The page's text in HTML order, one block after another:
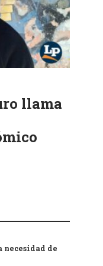
llama
necesidad de